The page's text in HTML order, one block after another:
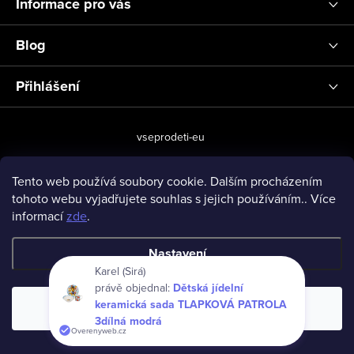
Tento web používá soubory cookie. Dalším procházením
tohoto webu vyjadřujete souhlas s jejich používáním.. Více
informacízde.
Nastavení
Souhlasím
Blog
Přihlášení
vseprodeti-eu
Copyright 2026www.vseprodeti.eu. Všechna práva vyhrazena.
Karel (Sirá)
právě objednal: Dětská jídelní
keramická sada TLAPKOVÁ PATROLA
3dílná modrá
Overenyweb.cz